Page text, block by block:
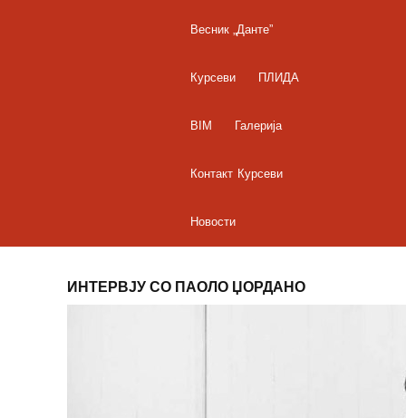
Весник „Данте”
Курсеви ПЛИДА
BIM Галерија
Контакт Курсеви
Новости
ИНТЕРВЈУ СО ПАОЛО ЏОРДАНО